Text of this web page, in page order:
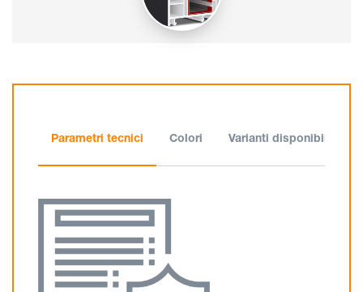
Parametri tecnici Colori Varianti disponibili